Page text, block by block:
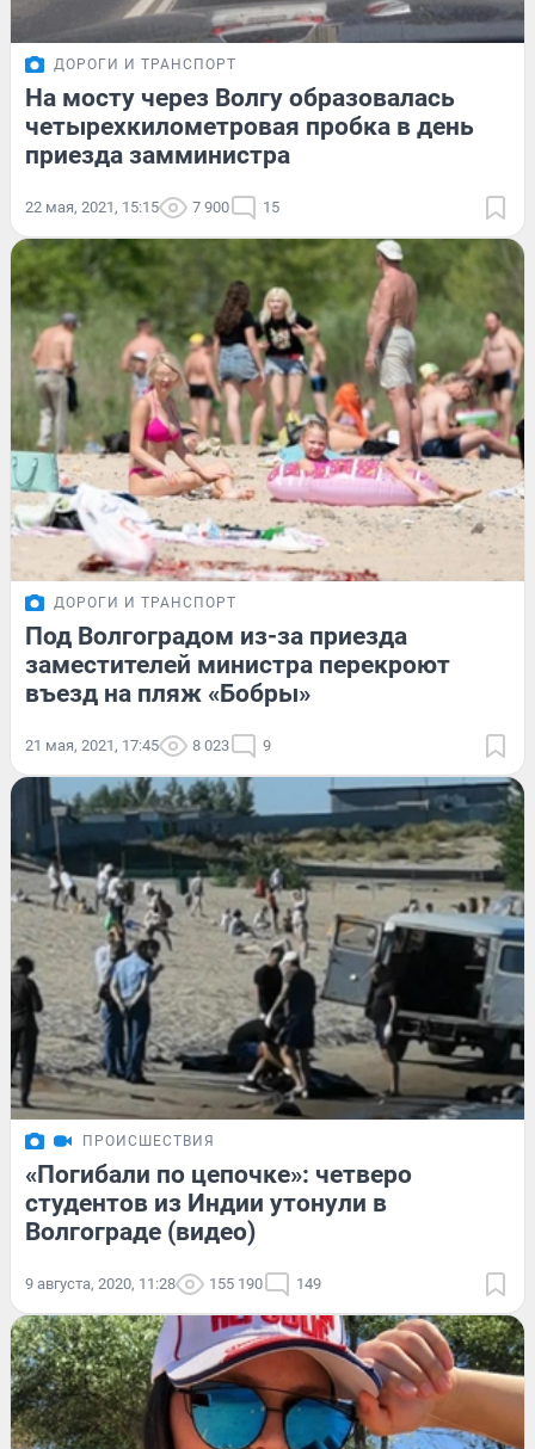
ДОРОГИ И ТРАНСПОРТ
На мосту через Волгу образовалась
четырехкилометровая пробка в день
приезда замминистра
22 мая, 2021, 15:15 7 900 15
ДОРОГИ И ТРАНСПОРТ
Под Волгоградом из-за приезда
заместителей министра перекроют
въезд на пляж «Бобры»
21 мая, 2021, 17:45 8 023 9
ПРОИСШЕСТВИЯ
«Погибали по цепочке»: четверо
студентов из Индии утонули в
Волгограде (видео)
9 августа, 2020, 11:28 155 190 149